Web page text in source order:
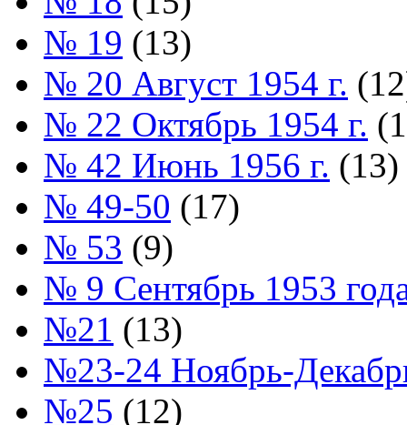
№ 19 (13)
№ 20 Август 1954 г.
№ 22 Октябрь 1954 г.
№ 42 Июнь 1956 г. (13)
№ 49-50 (17)
№ 53 (9)
№ 9 Сентябрь 1953
№21 (13)
№23-24 Ноябрь-
№25 (12)